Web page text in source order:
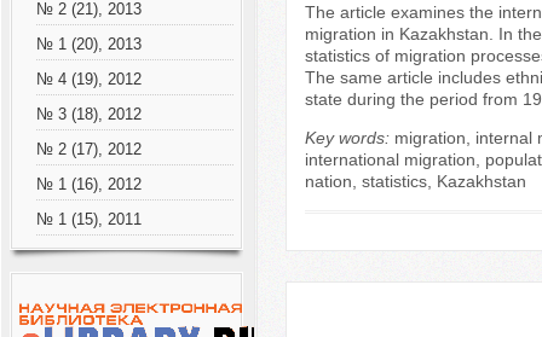
№ 2 (21), 2013
№ 1 (20), 2013
№ 4 (19), 2012
№ 3 (18), 2012
№ 2 (17), 2012
№ 1 (16), 2012
№ 1 (15), 2011
The article examines the
migration in Kazakhstan. In
statistics of migration
The same article includes
state during the period from
Key words:migration, internal
international migration,
nation, statistics, Kazakhstan